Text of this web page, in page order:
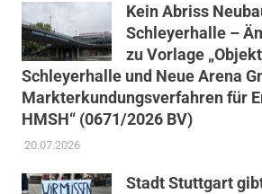
Kein Abriss
Schleyerhalle –
zu Vorlage
Schleyerhalle und Neue Arena
Markterkundungsverfahren für
HMSH“ (0671/2026 BV)
20.07.2026
Stadt Stuttgart